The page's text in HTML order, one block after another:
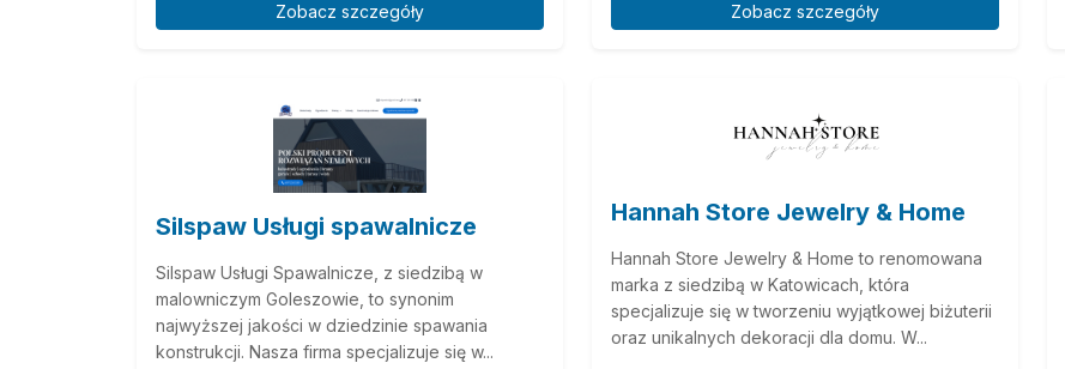
Zobacz szczegóły Zobacz szczegóły
Silspaw Usługi spawalnicze
Silspaw Usługi Spawalnicze, z siedzibą w
malowniczym Goleszowie, to synonim
najwyższej jakości w dziedzinie spawania
konstrukcji. Nasza firma specjalizuje się w...
Hannah Store Jewelry & Home
Hannah Store Jewelry & Home to renomowana
marka z siedzibą w Katowicach, która
specjalizuje się w tworzeniu wyjątkowej biżuterii
oraz unikalnych dekoracji dla domu. W...